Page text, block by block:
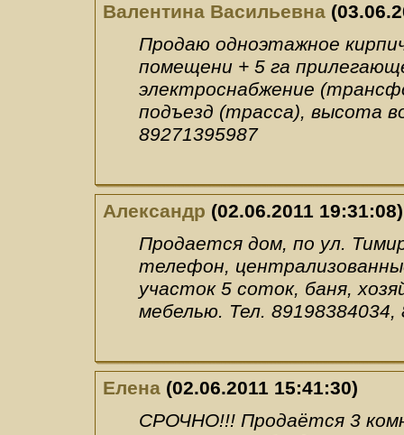
Валентина Васильевна
Продаю одноэтажное
помещени + 5 га
электроснабжение
подъезд (трасса), высота
89271395987
Александр (02.06.2011 19:31:08)
Продается дом, по ул.
телефон,
участок 5 соток, баня,
мебелью. Тел. 89198384034,
Елена (02.06.2011 15:41:30)
СРОЧНО!!! Продаётся 3